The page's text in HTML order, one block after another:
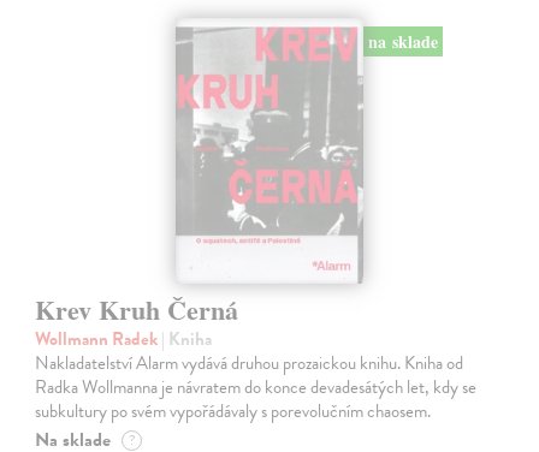
na sklade
Krev Kruh Černá
Wollmann Radek| Kniha
Nakladatelství Alarm vydává druhou prozaickou knihu. Kniha od
Radka Wollmanna je návratem do konce devadesátých let, kdy se
subkultury po svém vypořádávaly s porevolučním chaosem.
Na sklade ?